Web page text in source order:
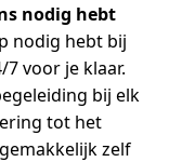
nodig hebt
nodig hebt bij
voor je klaar.
bij elk
tot het
zelf